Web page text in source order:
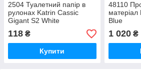
2504 Туалетний папір в
рулонах Katrin Cassic
Gigant S2 White
118 ₴
Купити
48110
Blue
1 020₴